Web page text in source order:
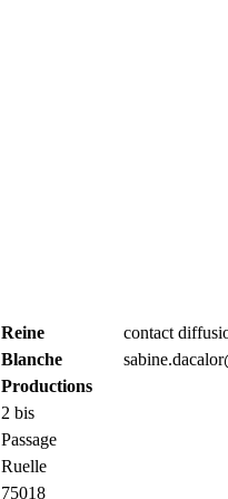
Reine
Blanche
Productions
2 bis
Passage
Ruelle
75018
contact